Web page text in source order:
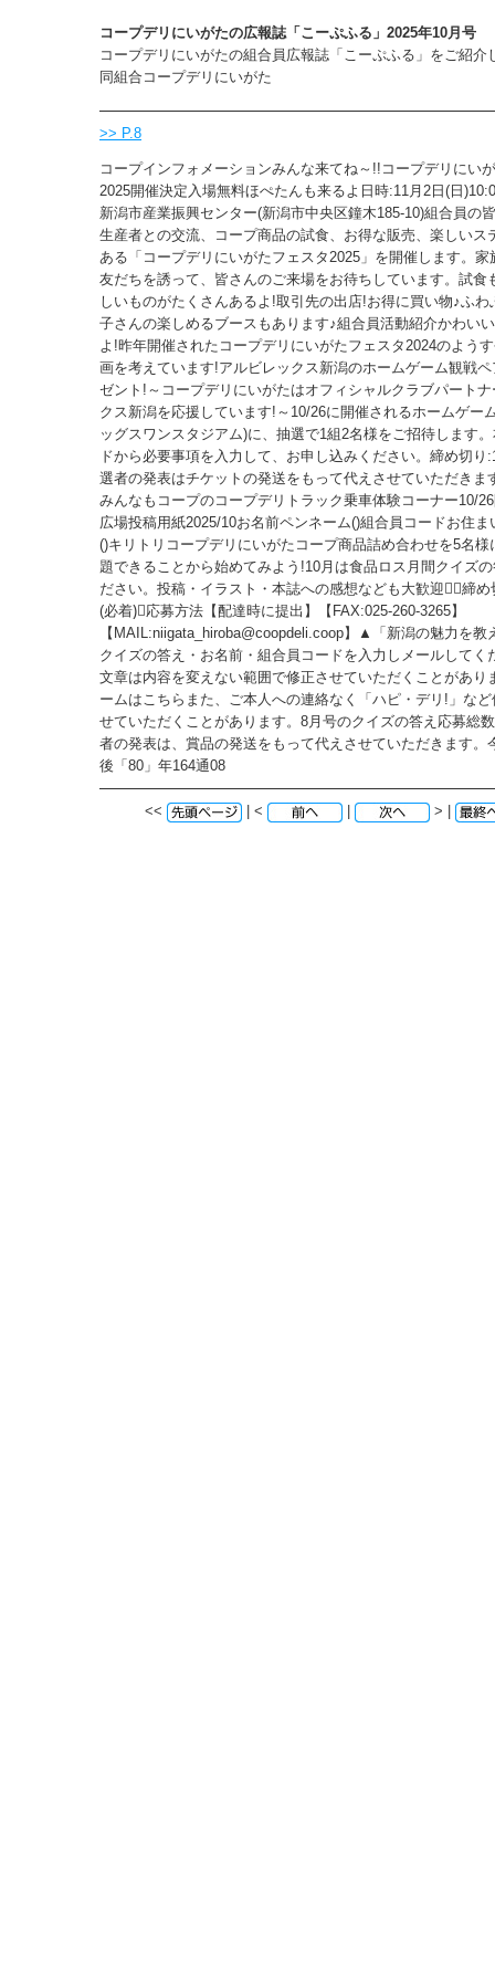
コープデリにいがたの広報誌「こーぷふる」2025年10月号
コープデリにいがたの組合員広報誌「こーぷふる」をご紹介
同組合コープデリにいがた
>> P.8
コープインフォメーションみんな来てね～!!コープデリにい
2025開催決定入場無料ほぺたんも来るよ日時:11月2日(日
新潟市産業振興センター(新潟市中央区鐘木185-10)組合員の
生産者との交流、コープ商品の試食、お得な販売、楽しいス
ある「コープデリにいがたフェスタ2025」を開催します。家
友だちを誘って、皆さんのご来場をお待ちしています。試食
しいものがたくさんあるよ!取引先の出店!お得に買い物♪ふわ
子さんの楽しめるブースもあります♪組合員活動紹介かわい
よ!昨年開催されたコープデリにいがたフェスタ2024のよう
画を考えています!アルビレックス新潟のホームゲーム観戦
ゼント!～コープデリにいがたはオフィシャルクラブパート
クス新潟を応援しています!～10/26に開催されるホームゲー
ッグスワンスタジアム)に、抽選で1組2名様をご招待します
ドから必要事項を入力して、お申し込みください。締め切り
選者の発表はチケットの発送をもって代えさせていただきま
みんなもコープのコープデリトラック乗車体験コーナー10/
広場投稿用紙2025/10お名前ペンネーム()組合員コードお住ま
()キリトリコープデリにいがたコープ商品詰め合わせを5名様
題できることから始めてみよう!10月は食品ロス月間クイズ
ださい。投稿・イラスト・本誌への感想なども大歓迎。⃝締
(必着)⃝応募方法【配達時に提出】【FAX:025-260-3265】
【MAIL:niigata_hiroba@coopdeli.coop】▲「新潟の魅力を教
クイズの答え・お名前・組合員コードを入力しメールして
文章は内容を変えない範囲で修正させていただくことがあり
ームはこちらまた、ご本人への連絡なく「ハピ・デリ!」な
せていただくことがあります。8月号のクイズの答え応募総
者の発表は、賞品の発送をもって代えさせていただきます。
後「80」年164通08
<< | < | > |